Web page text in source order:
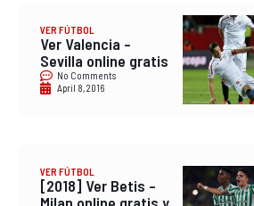
VER FÚTBOL
Ver Valencia –
Sevilla online gratis
No Comments
April 8, 2016
VER FÚTBOL
[2018] Ver Betis –